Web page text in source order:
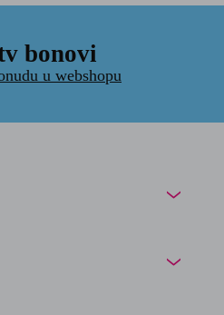
bonovi
u webshopu